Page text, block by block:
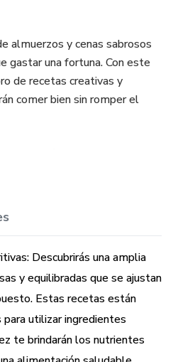
almuerzos y cenas sabrosos
gastar una fortuna. Con este
de recetas creativas y
comer bien sin romper el
Este libro te mostrará cómo
se encuentran fácilmente en
que la buena comida no
grandes gastos.
¿Te gustaría ahorrar
Con este eBook,
Descubrirás una amplia
y equilibradas que se ajustan
Estas recetas están
utilizar ingredientes
te brindarán los nutrientes